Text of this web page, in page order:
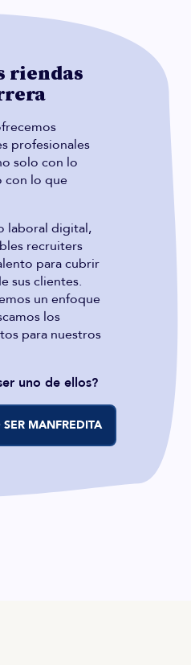
riendas
profesionales
solo con lo
con lo que
laboral digital,
recruiters
para cubrir
sus clientes.
un enfoque
los
para nuestros
uno de ellos?
MANFREDITA